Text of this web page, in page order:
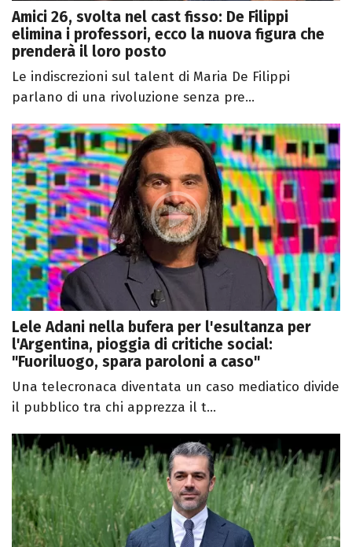
Amici 26, svolta nel cast fisso: De Filippi
elimina i professori, ecco la nuova figura che
prenderà il loro posto
Le indiscrezioni sul talent di Maria De Filippi
parlano di una rivoluzione senza pre...
Lele Adani nella bufera per l'esultanza per
l'Argentina, pioggia di critiche social:
"Fuoriluogo, spara paroloni a caso"
Una telecronaca diventata un caso mediatico divide
il pubblico tra chi apprezza il t...